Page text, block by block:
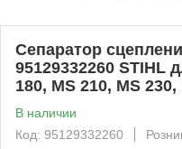
Сепаратор
95129332260 STIHL
180, MS 210, MS 230,
В наличии
Код: 95129332260